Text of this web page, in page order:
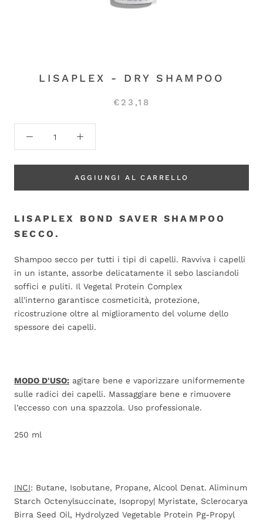
LISAPLEX - DRY SHAMPOO
€23,18
AGGIUNGI AL CARRELLO
LISAPLEX BOND SAVER SHAMPOO
SECCO.
Shampoo secco per tutti i tipi di capelli. Ravviva i capelli
in un istante, assorbe delicatamente il sebo lasciandoli
soffici e puliti. Il Vegetal Protein Complex
all'interno garantisce cosmeticità, protezione,
ricostruzione oltre al miglioramento del volume dello
spessore dei capelli.
MODO D'USO: agitare bene e vaporizzare uniformemente
sulle radici dei capelli. Massaggiare bene e rimuovere
l’eccesso con una spazzola. Uso professionale.
250 ml
INCI: Butane, Isobutane, Propane, Alcool Denat. Aliminum
Starch Octenylsuccinate, Isopropy| Myristate, Sclerocarya
Birra Seed Oil, Hydrolyzed Vegetable Protein Pg-Propyl